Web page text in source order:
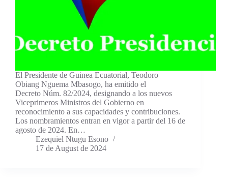
El Presidente de Guinea Ecuatorial, Teodoro
Obiang Nguema Mbasogo, ha emitido el
Decreto Núm. 82/2024, designando a los nuevos
Viceprimeros Ministros del Gobierno en
reconocimiento a sus capacidades y contribuciones.
Los nombramientos entran en vigor a partir del 16 de
agosto de 2024. En…
Ezequiel Ntugu Esono
17 de August de 2024